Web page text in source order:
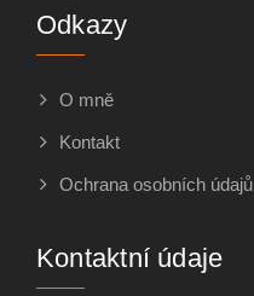
Odkazy
O mně
Kontakt
Ochrana osobních údajů
Kontaktní údaje